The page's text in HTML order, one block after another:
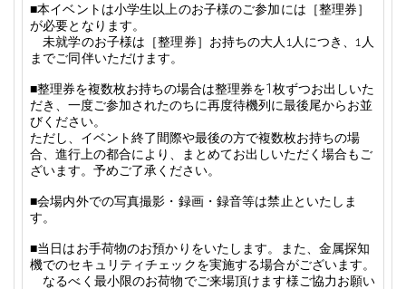
■本イベントは小学生以上のお子様のご参加には［整理券］
が必要となります。
未就学のお子様は［整理券］お持ちの大人1人につき、1人
までご同伴いただけます。
■整理券を複数枚お持ちの場合は整理券を1枚ずつお出しいた
だき、一度ご参加されたのちに再度待機列に最後尾からお並
びください。
ただし、イベント終了間際や最後の方で複数枚お持ちの場
合、進行上の都合により、まとめてお出しいただく場合もご
ざいます。予めご了承ください。
■会場内外での写真撮影・録画・録音等は禁止といたしま
す。
■当日はお手荷物のお預かりをいたします。また、金属探知
機でのセキュリティチェックを実施する場合がございます。
なるべく最小限のお荷物でご来場頂けます様ご協力お願い